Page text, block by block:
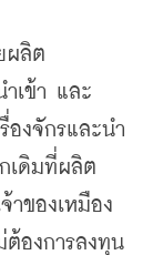
ผลิต
ำเข้า และ
องจักรและนำ
เดิมที่ผลิต
าของเหมือง
องการลงทุน